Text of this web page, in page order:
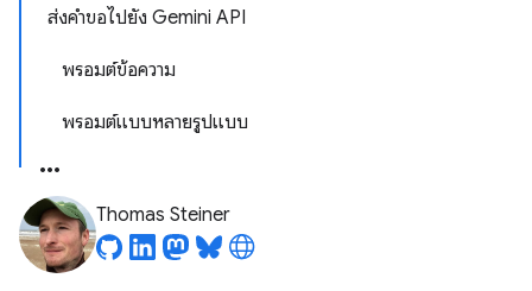
ส่งคำขอไปยัง Gemini API
พรอมต์ข้อความ
พรอมต์แบบหลายรูปแบบ
Thomas Steiner